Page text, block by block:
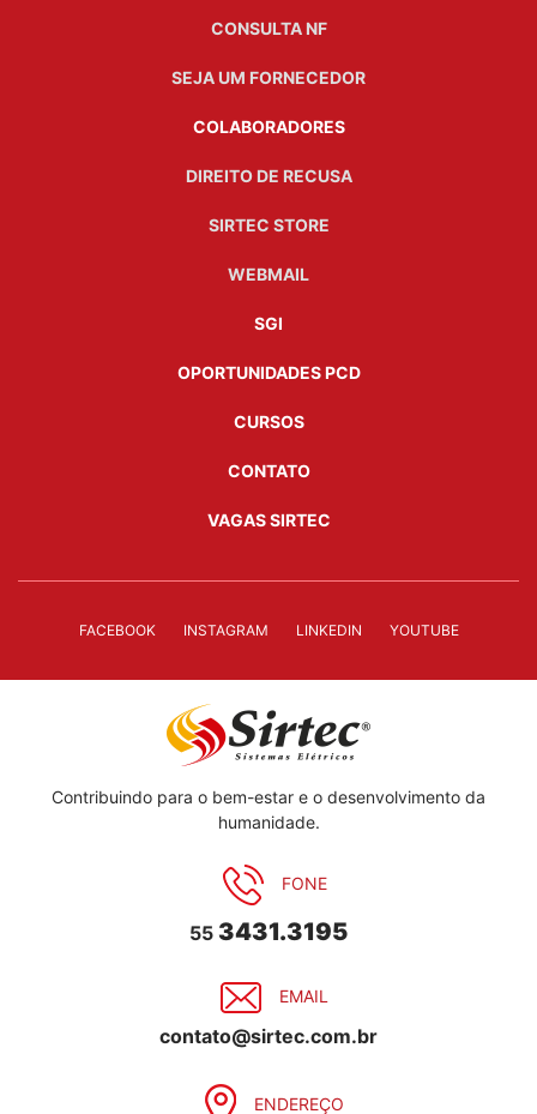
CONSULTA NF
SEJA UM FORNECEDOR
COLABORADORES
DIREITO DE RECUSA
SIRTEC STORE
WEBMAIL
SGI
OPORTUNIDADES PCD
CURSOS
CONTATO
VAGAS SIRTEC
FACEBOOK INSTAGRAM LINKEDIN YOUTUBE
Contribuindo para o bem-estar e o desenvolvimento da
humanidade.
FONE
55 3431.3195
EMAIL
contato@sirtec.com.br
ENDEREÇO